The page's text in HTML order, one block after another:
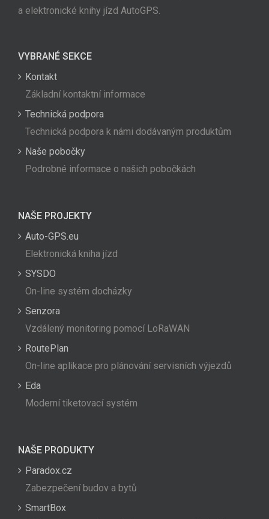
a elektronické knihy jízd AutoGPS.
VYBRANÉ SEKCE
Kontakt
Základní kontaktní informace
Technická podpora
Technická podpora k námi dodávaným produktům
Naše pobočky
Podrobné informace o našich pobočkách
NAŠE PROJEKTY
Auto-GPS.eu
Elektronická kniha jízd
SYSDO
On-line systém docházky
Senzora
Vzdálený monitoring pomocí LoRaWAN
RoutePlan
On-line aplikace pro plánování servisních výjezdů
Eda
Moderní tiketovací systém
NAŠE PRODUKTY
Paradox.cz
Zabezpečení budov a bytů
SmartBox